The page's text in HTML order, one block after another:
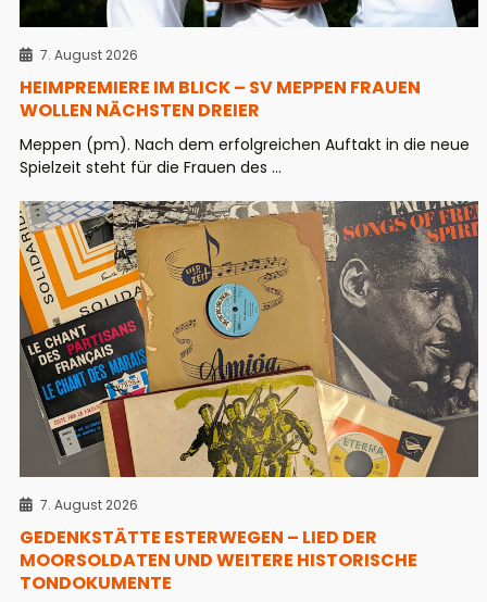
7. August 2026
HEIMPREMIERE IM BLICK – SV MEPPEN FRAUEN
WOLLEN NÄCHSTEN DREIER
Meppen (pm). Nach dem erfolgreichen Auftakt in die neue
Spielzeit steht für die Frauen des ...
7. August 2026
GEDENKSTÄTTE ESTERWEGEN – LIED DER
MOORSOLDATEN UND WEITERE HISTORISCHE
TONDOKUMENTE